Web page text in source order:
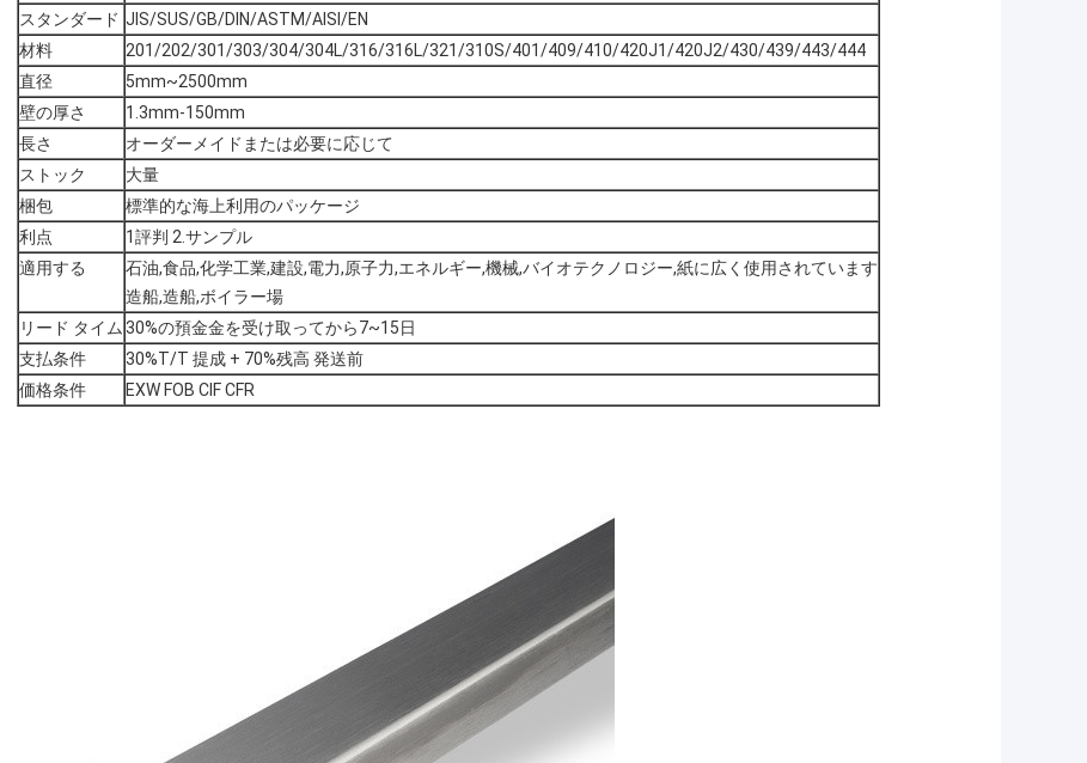
スタンダード JIS/SUS/GB/DIN/ASTM/AISI/EN
材料
201/202/301/303/304/304L/316/316L/321/310S/401/409/410/420J1/420J2/430/439/443/444
直径
5mm~2500mm
壁の厚さ
1.3mm-150mm
長さ
オーダーメイドまたは必要に応じて
ストック
大量
梱包
標準的な海上利用のパッケージ
利点
1評判 2.サンプル
適用する
石油,食品,化学工業,建設,電力,原子力,エネルギー,機械,バイオテクノロジー,紙に広く使用されています
造船,造船,ボイラー場
リード タイム30%の預金金を受け取ってから7~15日
支払条件
30%T/T 提成 + 70%残高 発送前
価格条件
EXW FOB CIF CFR